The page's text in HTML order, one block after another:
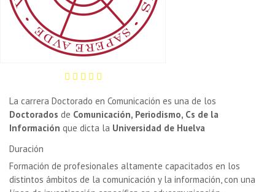
La carrera Doctorado en Comunicación es una de los
Doctorados de Comunicación, Periodismo, Cs de la
Información que dicta la Universidad de Huelva
Duración
Formación de profesionales altamente capacitados en los
distintos ámbitos de la comunicación y la información, con una